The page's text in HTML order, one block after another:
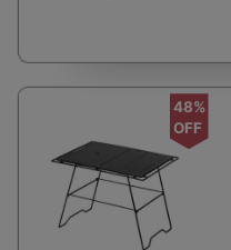
48%
OFF